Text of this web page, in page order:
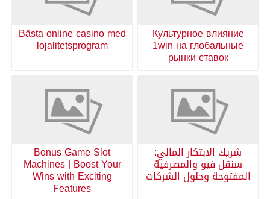
Культурное влияние
1win на глобальные
рынки ставок
Bästa online casino med
lojalitetsprogram
شريك الابتكار المالي:
سنقل فيو والمصرفية
المفتوحة وحلول الشركات
Bonus Game Slot
Machines | Boost Your
Wins with Exciting
Features